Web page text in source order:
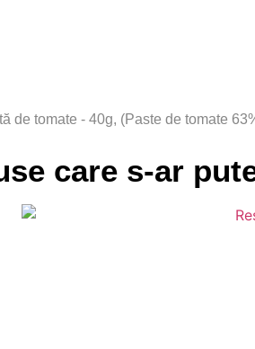
de tomate - 40g, (Paste de tomate
care s-ar